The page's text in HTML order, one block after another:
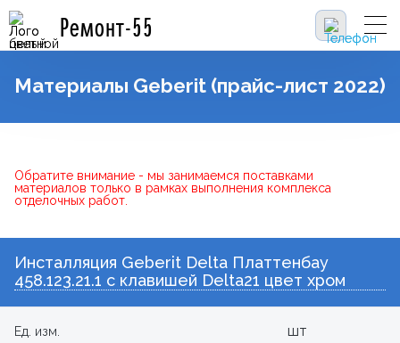
Ремонт-55
Материалы Geberit (прайс-лист 2022)
Обратите внимание - мы занимаемся поставками
материалов только в рамках выполнения комплекса
отделочных работ.
Инсталляция Geberit Delta Платтенбау
458.123.21.1 с клавишей Delta21 цвет хром
Ед. изм. шт